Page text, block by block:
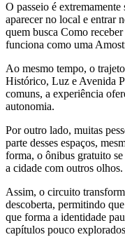
O passeio é
aparecer no local e entrar
quem busca Como
funciona como uma
Ao mesmo tempo, o
Histórico, Luz e Avenida
comuns, a experiência
autonomia.
Por outro lado, muitas
parte desses espaços,
forma, o ônibus gratuito
a cidade com outros olhos.
Assim, o circuito
descoberta, permitindo
que forma a identidade
capítulos pouco